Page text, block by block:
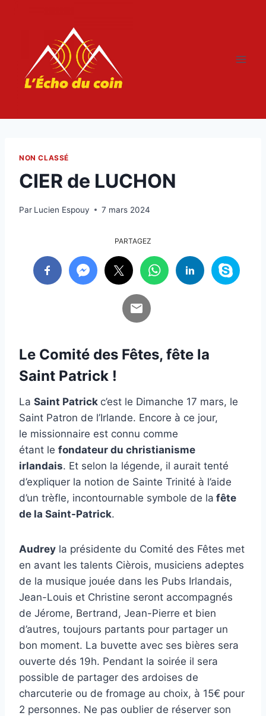
NON CLASSÉ
CIER de LUCHON
Par Lucien Espouy 7 mars 2024
PARTAGEZ
Le Comité des Fêtes, fête la
Saint Patrick !
La Saint Patrick c’est le Dimanche 17 mars, le
Saint Patron de l’Irlande. Encore à ce jour,
le missionnaire est connu comme
étant le fondateur du christianisme
irlandais. Et selon la légende, il aurait tenté
d’expliquer la notion de Sainte Trinité à l’aide
d’un trèfle, incontournable symbole de la fête
de la Saint-Patrick.
Audrey la présidente du Comité des Fêtes met
en avant les talents Cièrois, musiciens adeptes
de la musique jouée dans les Pubs Irlandais,
Jean-Louis et Christine seront accompagnés
de Jérome, Bertrand, Jean-Pierre et bien
d’autres, toujours partants pour partager un
bon moment. La buvette avec ses bières sera
ouverte dés 19h. Pendant la soirée il sera
possible de partager des ardoises de
charcuterie ou de fromage au choix, à 15€ pour
2 personnes. Ne pas oublier de réserver son